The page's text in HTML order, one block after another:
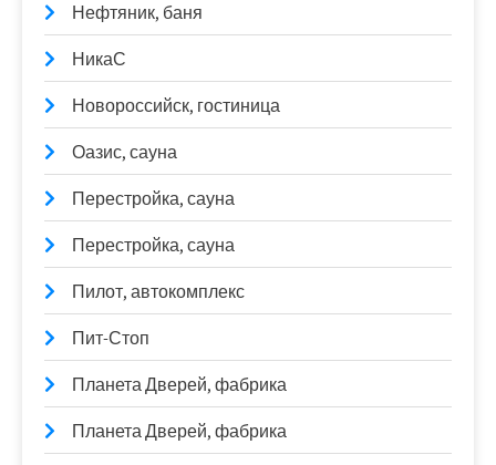
Нефтяник, баня
НикаС
Новороссийск, гостиница
Оазис, сауна
Перестройка, сауна
Перестройка, сауна
Пилот, автокомплекс
Пит-Стоп
Планета Дверей, фабрика
Планета Дверей, фабрика